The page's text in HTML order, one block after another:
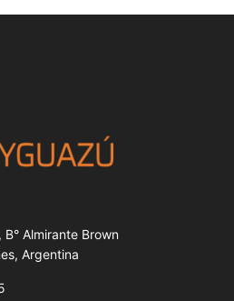
B° Almirante Brown
Argentina